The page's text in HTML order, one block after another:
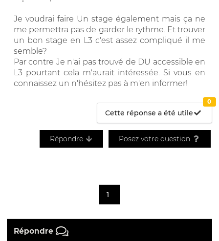
Je voudrai faire Un stage également mais ça ne
me permettra pas de garder le rythme. Et trouver
un bon stage en L3 c'est assez compliqué il me
semble?
Par contre Je n'ai pas trouvé de DU accessible en
L3 pourtant cela m'aurait intéressée. Si vous en
connaissez un n'hésitez pas à m'en informer!
Cette réponse a été utile
0
Répondre Posez votre question
1
Répondre